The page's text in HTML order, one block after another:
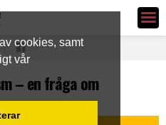
cookies, samt
vår
Ledarsidorna.se
– en fråga om